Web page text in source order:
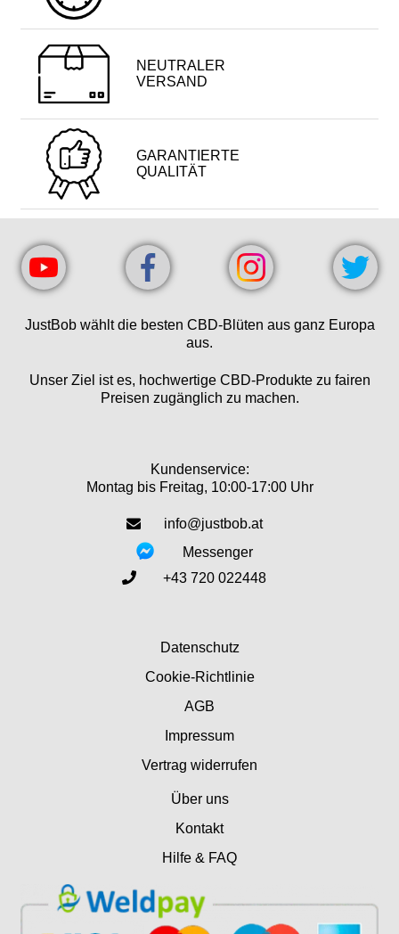
NEUTRALER
VERSAND
GARANTIERTE
QUALITÄT
JustBob wählt die besten CBD-Blüten aus ganz Europa
aus.
Unser Ziel ist es, hochwertige CBD-Produkte zu fairen
Preisen zugänglich zu machen.
Kundenservice:
Montag bis Freitag, 10:00-17:00 Uhr
info@justbob.at
Messenger
+43 720 022448
Datenschutz
Cookie-Richtlinie
AGB
Impressum
Vertrag widerrufen
Über uns
Kontakt
Hilfe & FAQ